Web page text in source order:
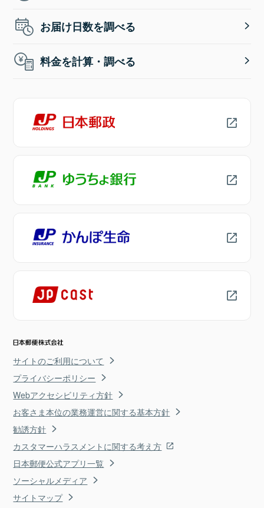
お届け日数を調べる
料金を計算・調べる
サイトのご利用について
プライバシーポリシー
Webアクセシビリティ方針
お客さま本位の業務運営に関する基本方針
勧誘方針
カスタマーハラスメントに関する考え方
日本郵便公式アプリ一覧
ソーシャルメディア
サイトマップ